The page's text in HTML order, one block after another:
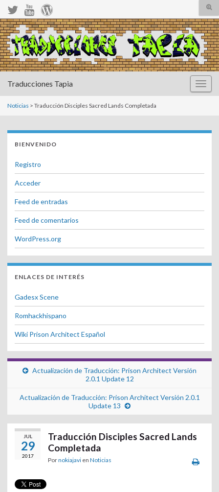
de
Search for:
Traducciones Tapia
Noticias > Traducción Disciples Sacred Lands Completada
BIENVENIDO
Registro
Acceder
Feed de entradas
Feed de comentarios
WordPress.org
ENLACES DE INTERÉS
Gadesx Scene
Romhackhispano
Wiki Prison Architect Español
Actualización de Traducción: Prison Architect Versión
2.0.1 Update 12
Actualización de Traducción: Prison Architect Versión 2.0.1
Update 13
JUL
29
2017
Traducción Disciples Sacred Lands
Completada
Pornokiajavi en Noticias